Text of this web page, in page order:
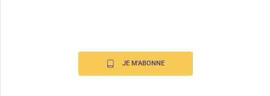
JE M'ABONNE